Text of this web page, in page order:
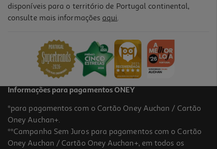
Orégãos Margão Folhas 18g
disponíveis para o território de Portugal continental,
consulte mais informações aqui.
Informações para pagamentos ONEY
*para pagamentos com o Cartão Oney Auchan / Cartão
Oney Auchan+.
**Campanha Sem Juros para pagamentos com o Cartão
Oney Auchan / Cartão Oney Auchan+, em todos os